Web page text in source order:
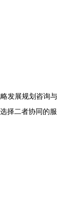
发展规划咨询
择二者协同的